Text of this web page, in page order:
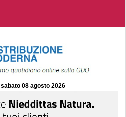
sabato 08 agosto 2026